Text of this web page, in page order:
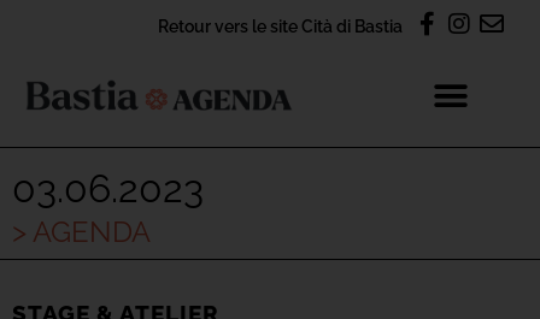
Retour vers le site Cità di Bastia
03.06.2023
> AGENDA
STAGE & ATELIER